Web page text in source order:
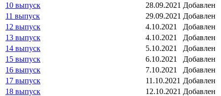
10 выпуск
28.09.2021 Добавлен
11 выпуск
29.09.2021 Добавлен
12 выпуск
4.10.2021
Добавлен
13 выпуск
4.10.2021
Добавлен
14 выпуск
5.10.2021
Добавлен
15 выпуск
6.10.2021
Добавлен
16 выпуск
7.10.2021
Добавлен
17 выпуск
11.10.2021 Добавлен
18 выпуск
12.10.2021 Добавлен